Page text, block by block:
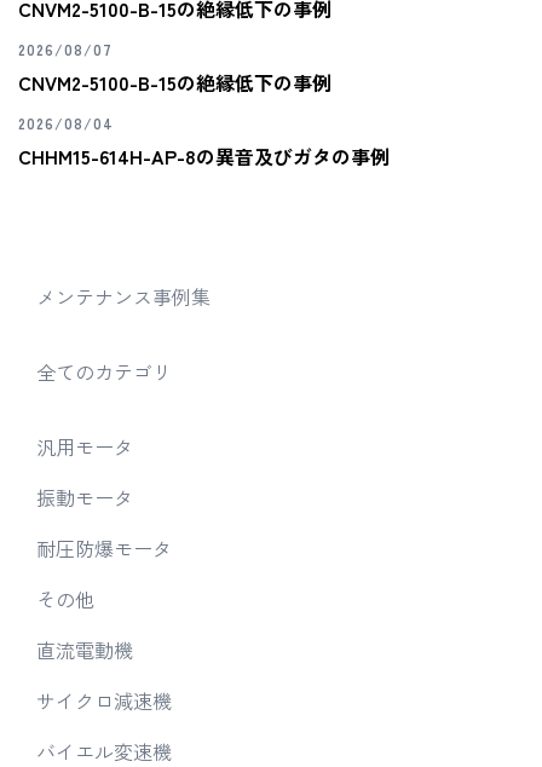
CNVM2-5100-B-15の絶縁低下の事例
2026/08/07
CNVM2-5100-B-15の絶縁低下の事例
2026/08/04
CHHM15-614H-AP-8の異音及びガタの事例
メンテナンス事例集
全てのカテゴリ
汎用モータ
振動モータ
耐圧防爆モータ
その他
直流電動機
サイクロ減速機
バイエル変速機